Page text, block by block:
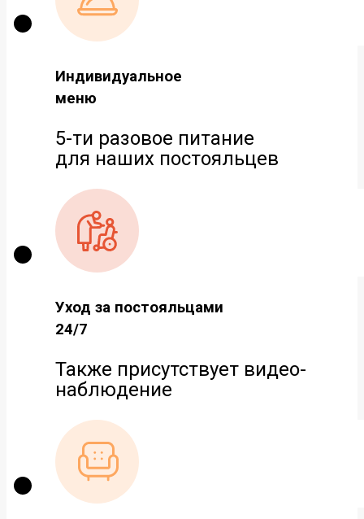
Индивидуальное
меню
5-ти разовое питание
для наших постояльцев
Уход за постояльцами
24/7
Также присутствует видео-
наблюдение